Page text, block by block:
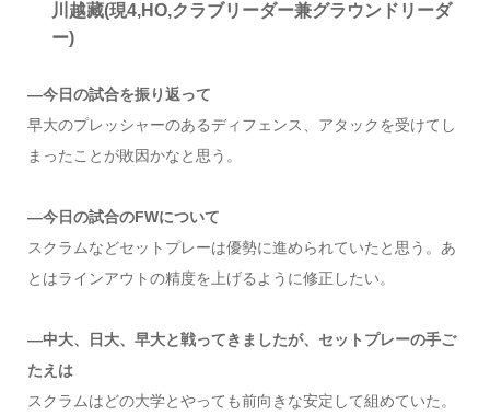
川越藏(現4,HO,クラブリーダー兼グラウンドリーダ
ー)
—今日の試合を振り返って
早大のプレッシャーのあるディフェンス、アタックを受けてし
まったことが敗因かなと思う。
—今日の試合のFWについて
スクラムなどセットプレーは優勢に進められていたと思う。あ
とはラインアウトの精度を上げるように修正したい。
—中大、日大、早大と戦ってきましたが、セットプレーの手ご
たえは
スクラムはどの大学とやっても前向きな安定して組めていた。